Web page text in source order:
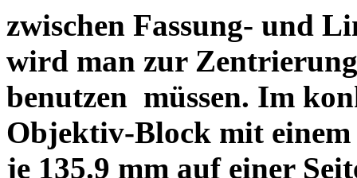
zwischen Fassung- und
wird man zur
benutzen müssen. Im
Objektiv-Block mit einem
je 135.9 mm auf einer